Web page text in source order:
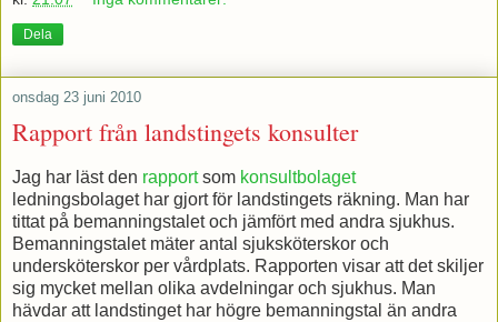
Dela
onsdag 23 juni 2010
Rapport från landstingets konsulter
Jag har läst den rapportsom konsultbolaget
ledningsbolaget har gjort för landstingets räkning. Man har
tittat på bemanningstalet och jämfört med andra sjukhus.
Bemanningstalet mäter antal sjuksköterskor och
undersköterskor per vårdplats. Rapporten visar att det skiljer
sig mycket mellan olika avdelningar och sjukhus. Man
hävdar att landstinget har högre bemanningstal än andra